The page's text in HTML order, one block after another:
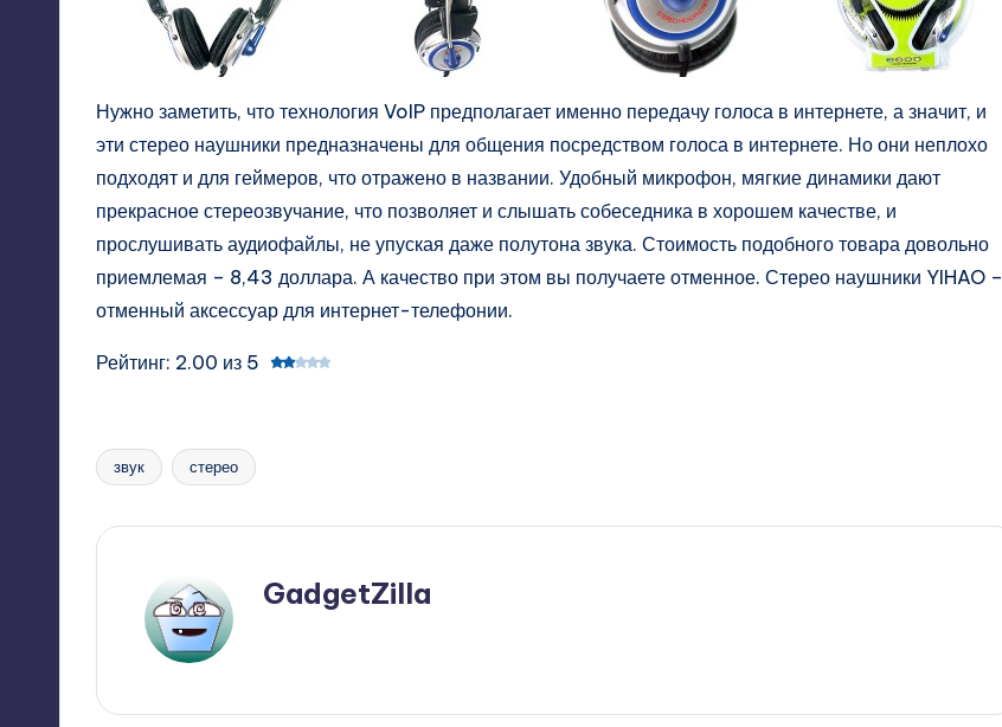
Нужно заметить, что технология VoIP предполагает именно передачу голоса в интернете, а значит, и
эти стерео наушники предназначены для общения посредством голоса в интернете. Но они неплохо
подходят и для геймеров, что отражено в названии. Удобный микрофон, мягкие динамики дают
прекрасное стереозвучание, что позволяет и слышать собеседника в хорошем качестве, и
прослушивать аудиофайлы, не упуская даже полутона звука. Стоимость подобного товара довольно
приемлемая – 8,43 доллара. А качество при этом вы получаете отменное. Стерео наушники YIHAO –
отменный аксессуар для интернет-телефонии.
Рейтинг: 2.00 из 5
Tags:
звук стерео
GadgetZilla